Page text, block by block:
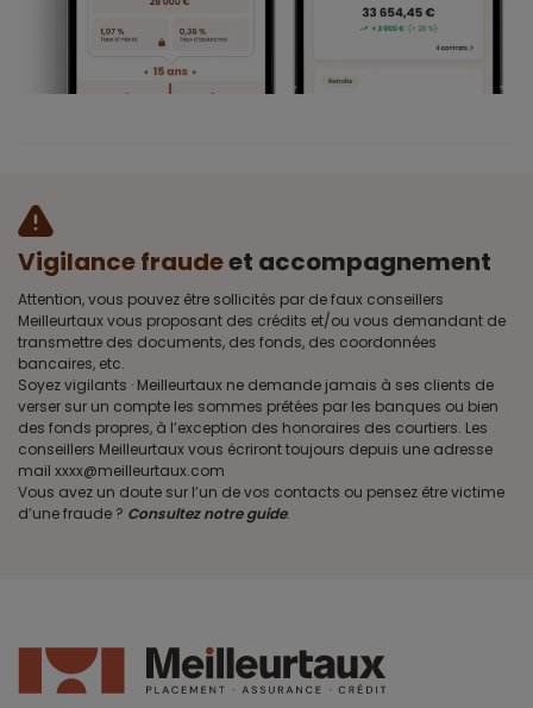
Vigilance fraudeet accompagnement
Attention, vous pouvez être sollicités par de faux conseillers
Meilleurtaux vous proposant des crédits et/ou vous demandant de
transmettre des documents, des fonds, des coordonnées
bancaires, etc.
Soyez vigilants · Meilleurtaux ne demande jamais à ses clients de
verser sur un compte les sommes prêtées par les banques ou bien
des fonds propres, à l’exception des honoraires des courtiers. Les
conseillers Meilleurtaux vous écriront toujours depuis une adresse
mail xxxx@meilleurtaux.com
Vous avez un doute sur l’un de vos contacts ou pensez être victime
d’une fraude ? Consultez notre guide.